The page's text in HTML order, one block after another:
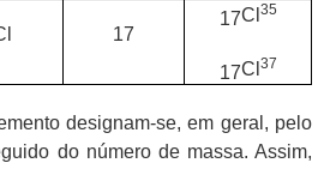
17
17Cl 35
17Cl 37
designam-se, em geral, pelo
do número de massa. Assim,